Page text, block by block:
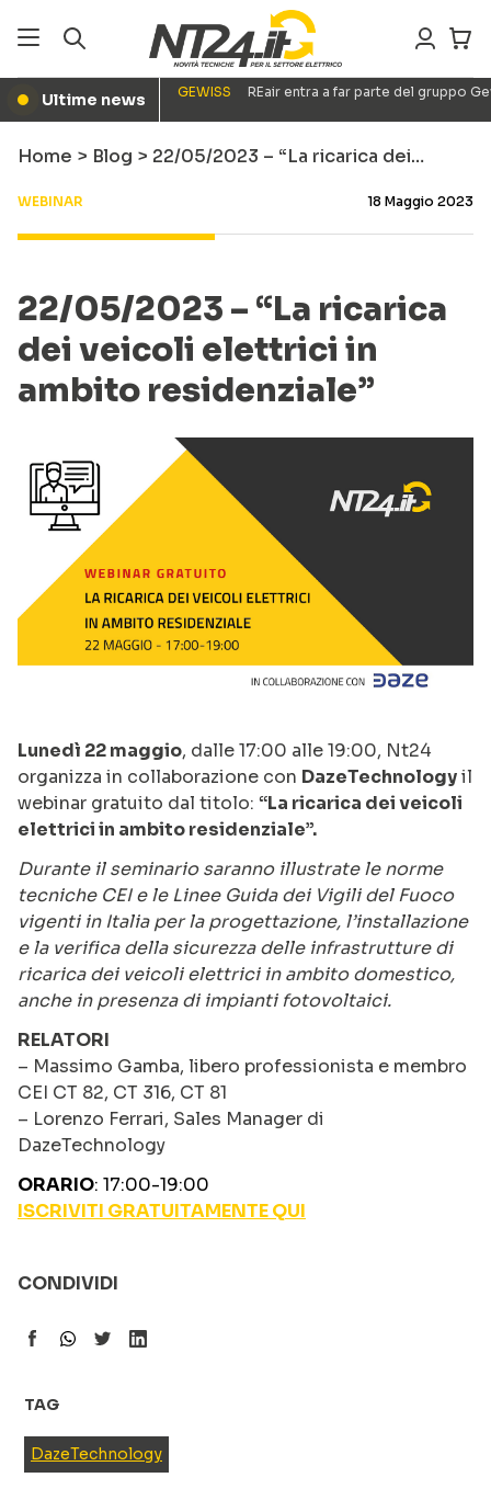
● Ultime news GEWISS REair entra a far parte del gruppo
Home > Blog > 22/05/2023 – “La ricarica dei…
WEBINAR 18 Maggio 2023
22/05/2023 – “La ricarica
dei veicoli elettrici in
ambito residenziale”
Lunedì 22 maggio, dalle 17:00 alle 19:00, Nt24
organizza in collaborazione con DazeTechnologyil
webinar gratuito dal titolo: “La ricarica dei veicoli
elettrici in ambito residenziale”.
Durante il seminario saranno illustrate le norme
tecniche CEI e le Linee Guida dei Vigili del Fuoco
vigenti in Italia per la progettazione, l’installazione
e la verifica della sicurezza delle infrastrutture di
ricarica dei veicoli elettrici in ambito domestico,
anche in presenza di impianti fotovoltaici.
RELATORI
– Massimo Gamba, libero professionista e membro
CEI CT 82, CT 316, CT 81
– Lorenzo Ferrari, Sales Manager di
DazeTechnology
ORARIO: 17:00-19:00
ISCRIVITI GRATUITAMENTE QUI
CONDIVIDI
TAG
DazeTechnology